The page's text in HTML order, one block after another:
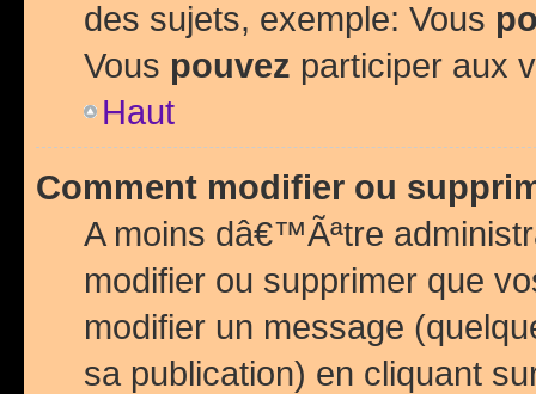
des sujets, exemple: Vous
Vous pouvez participer aux
Haut
Comment modifier ou
A moins dâ€™Ãªtre
modifier ou supprimer que
modifier un message
sa publication) en cliquant